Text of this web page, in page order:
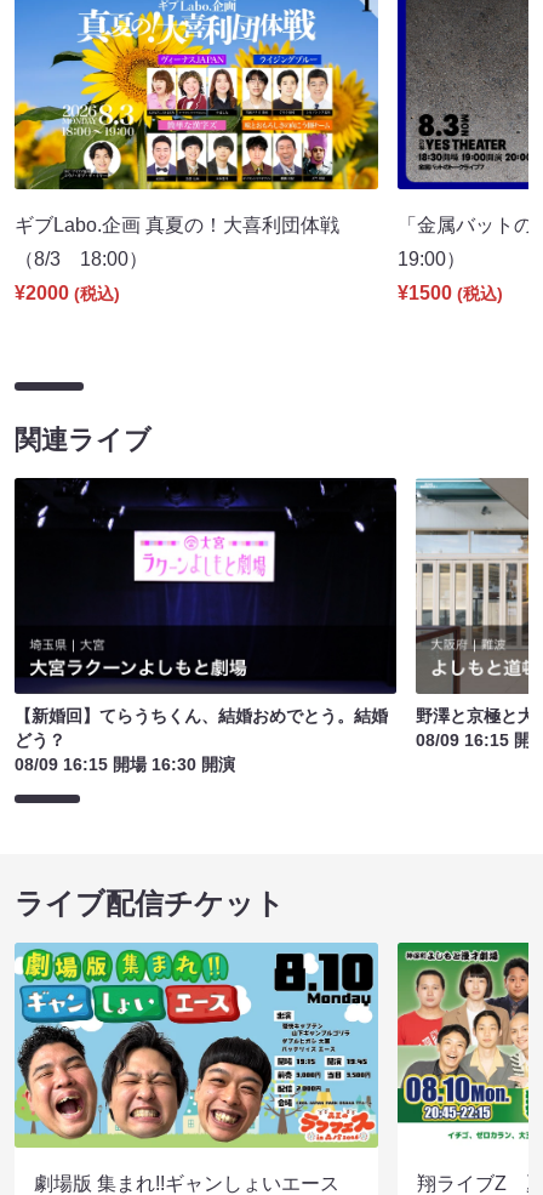
ギブLabo.企画 真夏の！大喜利団体戦
（8/3 18:00）
¥2000 (税込)
「金属バット
19:00）
¥1500 (税込)
関連ライブ
【新婚回】てらうちくん、結婚おめでとう。結婚
どう？
08/09 16:15 開場 16:30 開演
野澤と京極と大
08/09 16:15 開
ライブ配信チケット
劇場版 集まれ!!ギャンしょいエース
翔ライブZ